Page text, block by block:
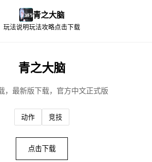
青之大脑
玩法说明玩法攻略点击下载
青之大脑
，最新版下载，官方中文正式版
动作 竞技
点击下载